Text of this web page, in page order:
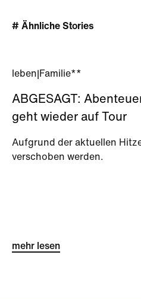
# Ähnliche Stories
leben Familie**
ABGESAGT:
geht wieder auf Tour
Aufgrund der aktuellen
verschoben werden.
mehr lesen